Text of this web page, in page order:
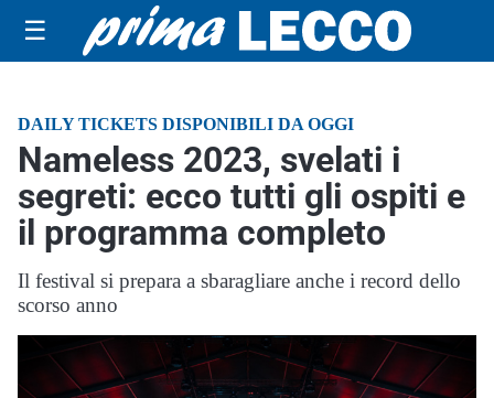
☰
DAILY TICKETS DISPONIBILI DA OGGI
Nameless 2023, svelati i
segreti: ecco tutti gli ospiti e
il programma completo
Il festival si prepara a sbaragliare anche i record dello
scorso anno